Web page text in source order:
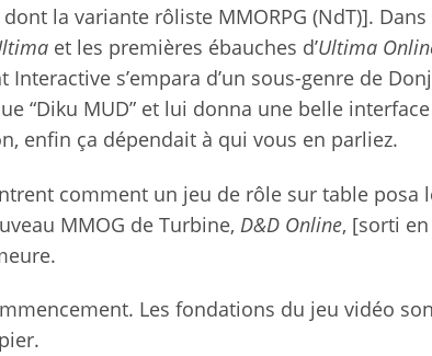
dont la variante rôliste MMORPG (NdT)].
et les premières ébauches d’Ultima
Interactive s’empara d’un sous-genre de
“Diku MUD” et lui donna une belle
enfin ça dépendait à qui vous en parliez.
comment un jeu de rôle sur table posa
MMOG de Turbine, D&D Online, [sorti
Les fondations du jeu vidéo